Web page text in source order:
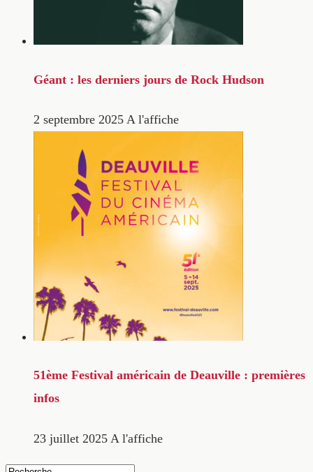
Géant : les derniers jours de Rock Hudson
2 septembre 2025 A l'affiche
51ème Festival américain de Deauville : premières
infos
23 juillet 2025 A l'affiche